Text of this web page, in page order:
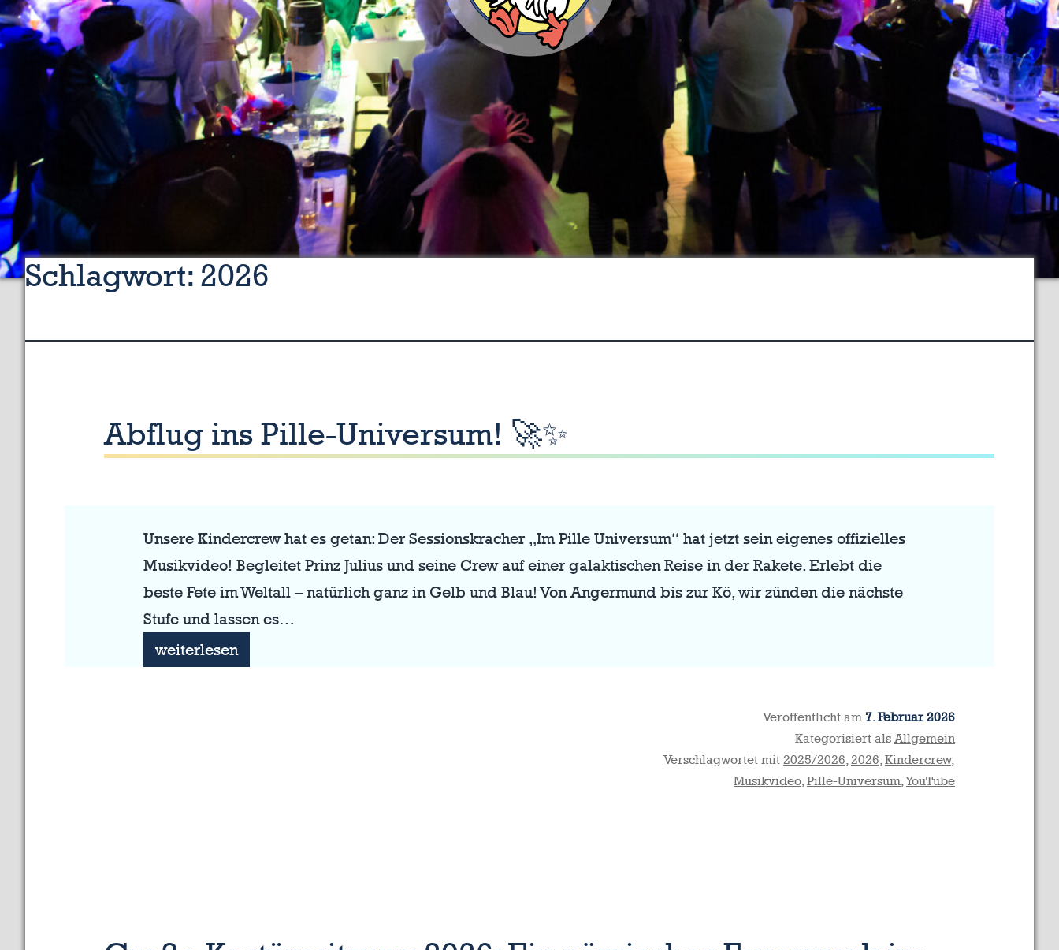
Schlagwort: 2026
Abflug ins Pille-Universum! 🚀✨
Unsere Kindercrew hat es getan: Der Sessionskracher „Im Pille Universum“ hat jetzt sein eigenes offizielles
Musikvideo! Begleitet Prinz Julius und seine Crew auf einer galaktischen Reise in der Rakete. Erlebt die
beste Fete im Weltall – natürlich ganz in Gelb und Blau! Von Angermund bis zur Kö, wir zünden die nächste
Stufe und lassen es…
Abflug
weiterlesen
Veröffentlicht am 7. Februar 2026
Kategorisiert als Allgemein
Verschlagwortet mit 2025/2026,2026,Kindercrew,
Musikvideo,Pille-Universum,YouTube